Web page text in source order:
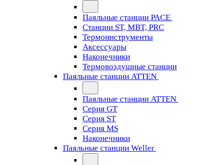
Паяльные станции PACE
Станции ST, MBT, PRC
Термоинструменты
Аксессуары
Наконечники
Термовоздушные станции
Паяльные станции ATTEN
Паяльные станции ATTEN
Серия GT
Серия ST
Серия MS
Наконечники
Паяльные станции Weller